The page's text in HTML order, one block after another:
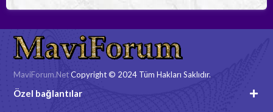
MaviForum.NetCopyright © 2024 Tüm Hakları Saklıdır.
Özel bağlantılar